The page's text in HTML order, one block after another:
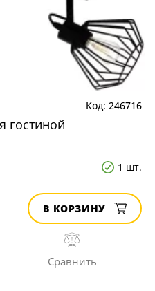
246716
гостиной
1 шт.
В КОРЗИНУ